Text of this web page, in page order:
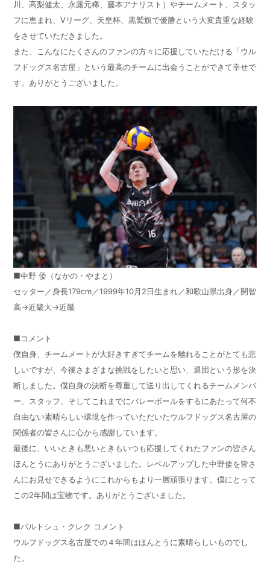
川、高梨健太、永露元稀、藤本アナリスト）やチームメート、スタッ
フに恵まれ、Vリーグ、天皇杯、黒鷲旗で優勝という大変貴重な経験
をさせていただきました。
また、こんなにたくさんのファンの方々に応援していただける「ウル
フドッグス名古屋」という最高のチームに出会うことができて幸せで
す。ありがとうございました。
■中野 倭（なかの・やまと）
セッター／身長179cm／1999年10月 2日生まれ／和歌山県出身／開智
高→近畿大→近畿
■コメント
僕自身、チームメートが大好きすぎてチームを離れることがとても悲
しいですが、今後さまざまな挑戦をしたいと思い、退団という形を決
断しました。僕自身の決断を尊重して送り出してくれるチームメンバ
ー、スタッフ、そしてこれまでにバレーボールをするにあたって何不
自由ない素晴らしい環境を作っていただいたウルフドッグス名古屋の
関係者の皆さんに心から感謝しています。
最後に、いいときも悪いときもいつも応援してくれたファンの皆さん
ほんとうにありがとうございました。レベルアップした中野倭を皆さ
んにお見せできるようにこれからもより一層頑張ります。僕にとって
この2年間は宝物です。ありがとうございました。
■バルトシュ・クレク コメント
ウルフドッグス名古屋での４年間はほんとうに素晴らしいものでし
た。